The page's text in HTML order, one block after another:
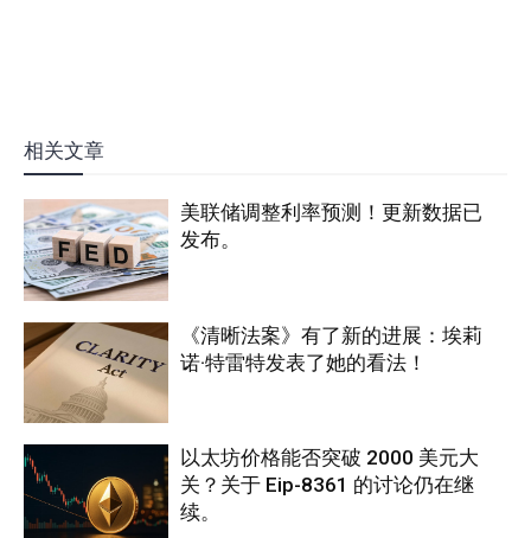
相关文章
美联储调整利率预测！更新数据已
发布。
《清晰法案》有了新的进展：埃莉
诺·特雷特发表了她的看法！
以太坊价格能否突破 2000 美元大
关？关于 Eip-8361 的讨论仍在继
续。